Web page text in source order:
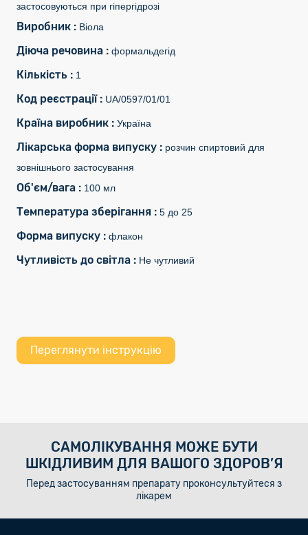
застосовуються при гіпергідрозі
Виробник : Віола
Діюча речовина : формальдегід
Кількість : 1
Код реєстрації : UA/0597/01/01
Країна виробник : Україна
Лікарська форма випуску : розчин спиртовий для
зовнішнього застосування
Об'єм/вага : 100 мл
Температура зберігання : 5 до 25
Форма випуску : флакон
Чутливість до світла : Не чутливий
Переглянути інструкцію
САМОЛІКУВАННЯ МОЖЕ БУТИ
ШКІДЛИВИМ ДЛЯ ВАШОГО ЗДОРОВ’Я
Перед застосуванням препарату проконсультуйтеся з
лікарем